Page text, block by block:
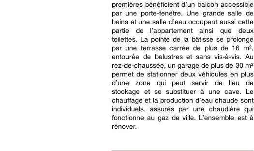
premières bénéficient d’un balcon accessible
par une porte-fenêtre. Une grande salle de
bains et une salle d’eau occupent aussi cette
partie de l’appartement ainsi que deux
toilettes. La pointe de la bâtisse se prolonge
par une terrasse carrée de plus de 16 m²,
entourée de balustres et sans vis-à-vis. Au
rez-de-chaussée, un garage de plus de 30 m²
permet de stationner deux véhicules en plus
d’une zone qui peut servir de lieu de
stockage et se substituer à une cave. Le
chauffage et la production d’eau chaude sont
individuels, assurés par une chaudière qui
fonctionne au gaz de ville. L’ensemble est à
rénover.